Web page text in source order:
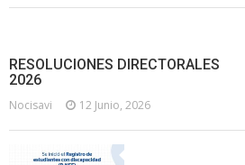
RESOLUCIONES DIRECTORALES
2026
Nocisavi 12 Junio, 2026